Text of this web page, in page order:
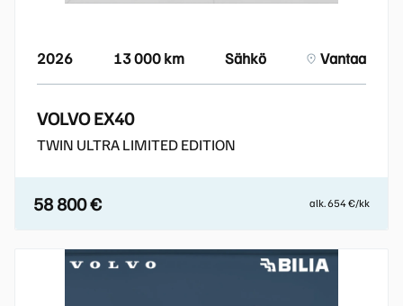
2026 13 000 km Sähkö Vantaa
VOLVO EX40
TWIN ULTRA LIMITED EDITION
58 800 € alk. 654 €/kk